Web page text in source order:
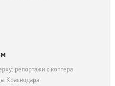
репортажи с коптера
Краснодара